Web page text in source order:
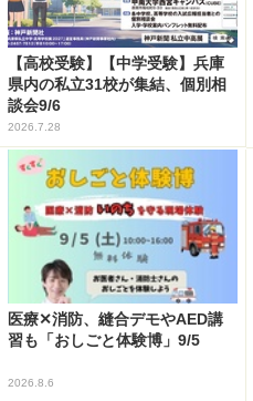
【高校受験】【中学受験】兵庫
県内の私立31校が集結、個別相
談会9/6
2026.7.28
医療✕消防、縫合デモやAED講
習も「おしごと体験博」9/5
2026.8.6